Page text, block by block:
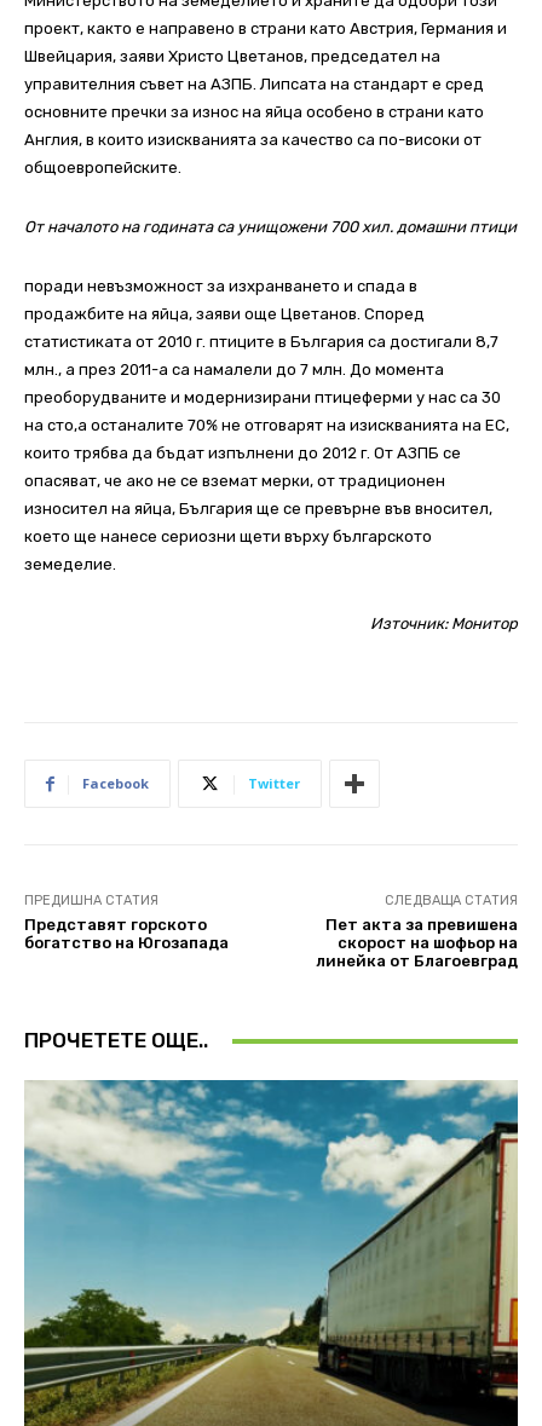
проект, както е направено в страни като Австрия, Германия и
Швейцария, заяви Христо Цветанов, председател на
управителния съвет на АЗПБ. Липсата на стандарт е сред
основните пречки за износ на яйца особено в страни като
Англия, в които изискванията за качество са по-високи от
общоевропейските.
От началото на годината са унищожени 700 хил. домашни птици
поради невъзможност за изхранването и спада в
продажбите на яйца, заяви още Цветанов. Според
статистиката от 2010 г. птиците в България са достигали 8,7
млн., а през 2011-а са намалели до 7 млн. До момента
преоборудваните и модернизирани птицеферми у нас са 30
на сто,а останалите 70% не отговарят на изискванията на ЕС,
които трябва да бъдат изпълнени до 2012 г. От АЗПБ се
опасяват, че ако не се вземат мерки, от традиционен
износител на яйца, България ще се превърне във вносител,
което ще нанесе сериозни щети върху българското
земеделие.
Източник: Монитор
Facebook Twitter
ПРЕДИШНА СТАТИЯ
Представят горското
богатство на Югозапада
СЛЕДВАЩА СТАТИЯ
Пет акта за превишена
скорост на шофьор на
линейка от Благоевград
ПРОЧЕТЕТЕ ОЩЕ..